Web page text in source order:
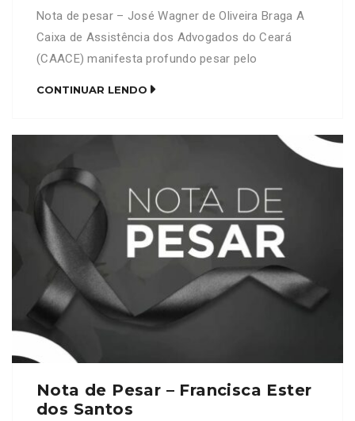
Nota de pesar – José Wagner de Oliveira Braga A
Caixa de Assistência dos Advogados do Ceará
(CAACE) manifesta profundo pesar pelo
colegas de profissão, expressando seus mais
sinceros sentimentos e desejando conforto […]
CONTINUAR LENDO
Nota de Pesar – Francisca Ester
dos Santos